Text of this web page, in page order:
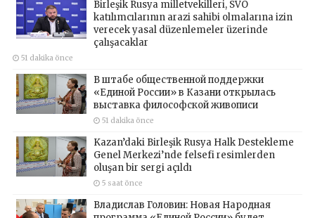
Birleşik Rusya milletvekilleri, SVO
katılımcılarının arazi sahibi olmalarına izin
verecek yasal düzenlemeler üzerinde
çalışacaklar
51 dakika önce
В штабе общественной поддержки
«Единой России» в Казани открылась
выставка философской живописи
51 dakika önce
Kazan’daki Birleşik Rusya Halk Destekleme
Genel Merkezi’nde felsefi resimlerden
oluşan bir sergi açıldı
5 saat önce
Владислав Головин: Новая Народная